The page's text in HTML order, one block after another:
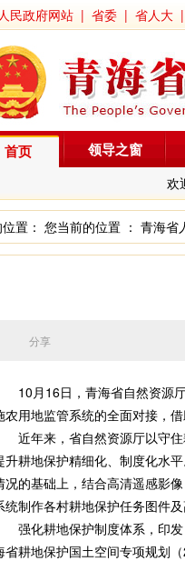
民政府网站 | 省委 | 省人大 |
首页
欢
领导之窗
置： 您当前的位置 ： 青海省
分享
10月16日，青海省自然资源厅
农用地监管系统的全面对接，
近年来，省自然资源厅以守住
升耕地保护精细化、制度化水
况的基础上，结合高清遥感影
统制作各村耕地保护任务图件
强化耕地保护制度体系，印发
省耕地保护国土空间专项规划